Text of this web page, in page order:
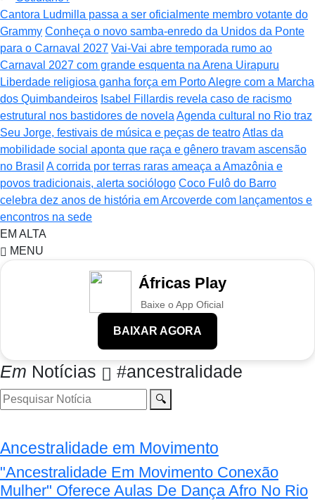
Cantora Ludmilla passa a ser oficialmente membro votante do
Grammy Conheça o novo samba-enredo da Unidos da Ponte
para o Carnaval 2027 Vai-Vai abre temporada rumo ao
Carnaval 2027 com grande esquenta na Arena Uirapuru
Liberdade religiosa ganha força em Porto Alegre com a Marcha
dos Quimbandeiros Isabel Fillardis revela caso de racismo
estrutural nos bastidores de novelaAgenda cultural no Rio traz
Seu Jorge, festivais de música e peças de teatroAtlas da
mobilidade social aponta que raça e gênero travam ascensão
no Brasil A corrida por terras raras ameaça a Amazônia e
povos tradicionais, alerta sociólogo Coco Fulô do Barro
celebra dez anos de história em Arcoverde com lançamentos e
encontros na sede
EM ALTA
MENU
Áfricas Play
Baixe o App Oficial
BAIXAR AGORA
Em Notícias #ancestralidade
🔍
Ancestralidade em Movimento
"Ancestralidade Em Movimento Conexão
Mulher" Oferece Aulas De Dança Afro No Rio